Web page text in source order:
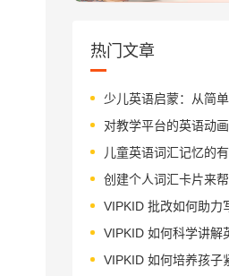
热门文章
少儿英语启蒙：从简
对教学平台的英语动画
儿童英语词汇记忆的有
创建个人词汇卡片来帮
VIPKID 批改如何助力
VIPKID 如何科学讲解